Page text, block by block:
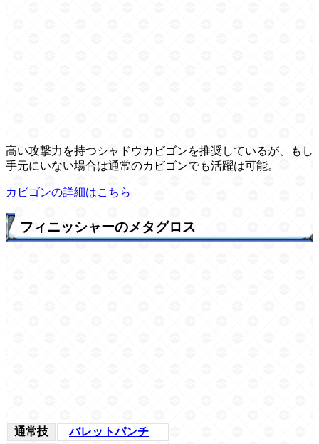
高い攻撃力を持つシャドウカビゴンを推奨しているが、もし
手元にいない場合は通常のカビゴンでも活躍は可能。
カビゴンの詳細はこちら
フィニッシャーのメタグロス
通常技 バレットパンチ